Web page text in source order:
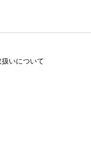
いについて